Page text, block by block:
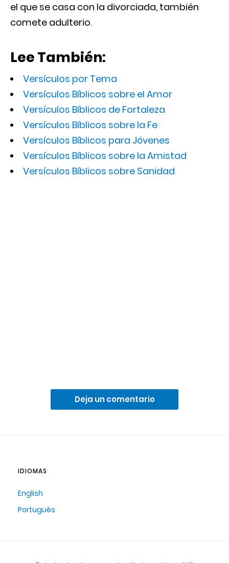
el que se casa con la divorciada, también
comete adulterio.
Lee También:
Versículos por Tema
Versículos Bíblicos sobre el Amor
Versículos Bíblicos de Fortaleza
Versículos Bíblicos sobre la Fe
Versículos Bíblicos para Jóvenes
Versículos Bíblicos sobre la Amistad
Versículos Bíblicos sobre Sanidad
Deja un comentario
IDIOMAS
English
Português